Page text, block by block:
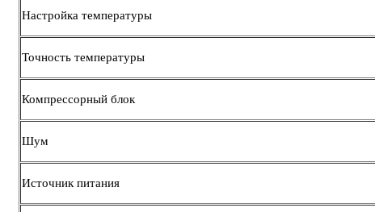
Настройка температуры
Точность температуры
Компрессорный блок
Шум
Источник питания